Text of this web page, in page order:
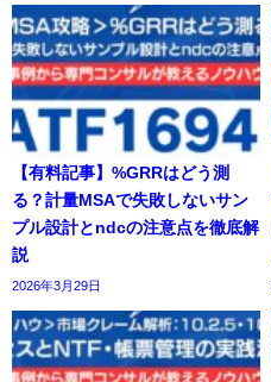
【有料記事】%GRRはどう測
る？計量MSAで失敗しないサン
プル設計とndcの注意点を徹底解
説
2026年3月29日